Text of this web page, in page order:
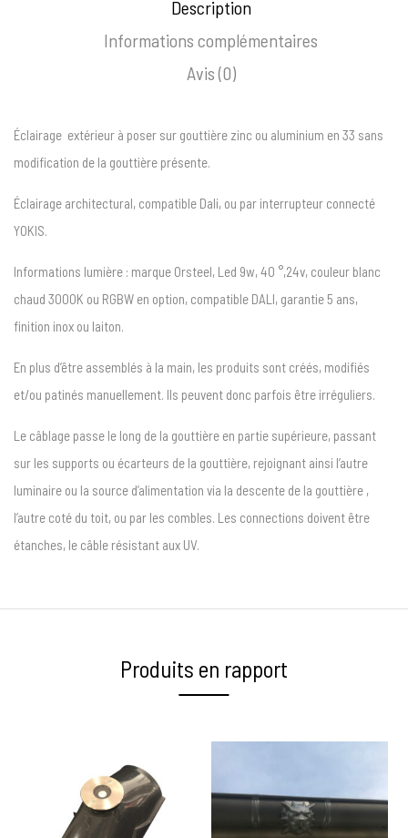
Description
Informations complémentaires
Avis (0)
Éclairage extérieur à poser sur gouttière zinc ou aluminium en 33 sans
modification de la gouttière présente.
Éclairage architectural, compatible Dali, ou par interrupteur connecté
YOKIS.
Informations lumière : marque Orsteel, Led 9w, 40 °,24v, couleur blanc
chaud 3000K ou RGBW en option, compatible DALI, garantie 5 ans,
finition inox ou laiton.
En plus d’être assemblés à la main, les produits sont créés, modifiés
et/ou patinés manuellement. Ils peuvent donc parfois être irréguliers.
Le câblage passe le long de la gouttière en partie supérieure, passant
sur les supports ou écarteurs de la gouttière, rejoignant ainsi l’autre
luminaire ou la source d’alimentation via la descente de la gouttière ,
l’autre coté du toit, ou par les combles. Les connections doivent être
étanches, le câble résistant aux UV.
Produits en rapport